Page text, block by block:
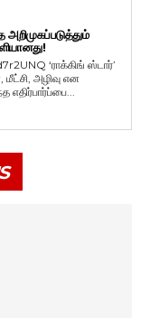
‘ராக்கிங் ஸ்டார்’
அழிவு என
அறிமுகப்படுத்துகிறது! மிகுந்த எதிர்பார்ப்பை...